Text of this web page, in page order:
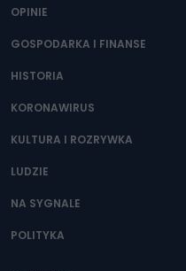
OPINIE
GOSPODARKA I FINANSE
HISTORIA
KORONAWIRUS
KULTURA I ROZRYWKA
LUDZIE
NA SYGNALE
POLITYKA